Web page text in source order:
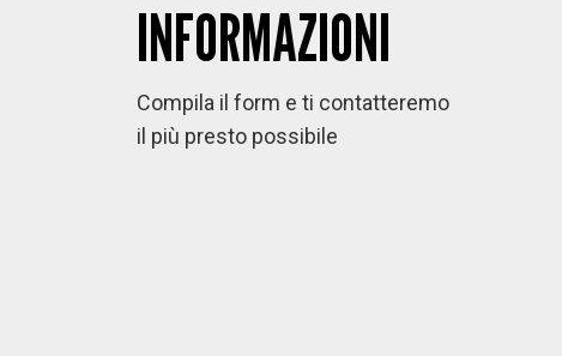
INFORMAZIONI
Compila il form e ti contatteremo
il più presto possibile